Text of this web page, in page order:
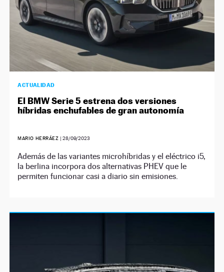
ACTUALIDAD
El BMW Serie 5 estrena dos versiones
híbridas enchufables de gran autonomía
MARIO HERRÁEZ | 28/09/2023
Además de las variantes microhíbridas y el eléctrico i5,
la berlina incorpora dos alternativas PHEV que le
permiten funcionar casi a diario sin emisiones.